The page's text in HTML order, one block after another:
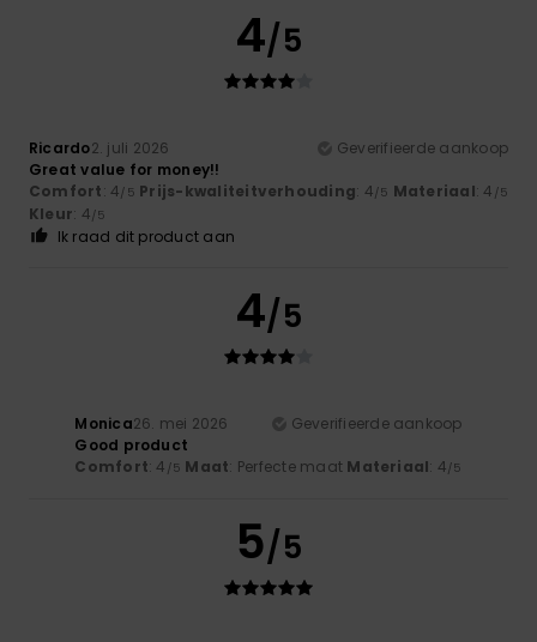
4/5
Ricardo2. juli 2026
Geverifieerde aankoop
Great value for money!!
Comfort: 4/5 Prijs-kwaliteitverhouding: 4/5 Materiaal: 4 /5
Kleur: 4/5
Ik raad dit product aan
4/5
Monica26. mei 2026
Geverifieerde aankoop
Good product
Comfort: 4 /5 Maat: Perfecte maat Materiaal: 4/5
5/5